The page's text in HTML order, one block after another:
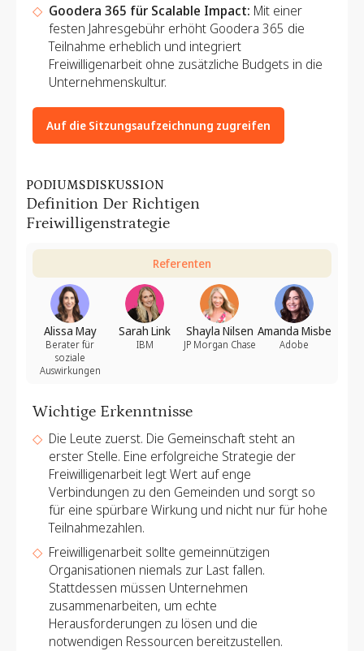
Goodera 365 für Scalable Impact: Mit einer
festen Jahresgebühr erhöht Goodera 365 die
Teilnahme erheblich und integriert
Freiwilligenarbeit ohne zusätzliche Budgets in die
Unternehmenskultur.
Auf die Sitzungsaufzeichnung zugreifen
PODIUMSDISKUSSION
Definition Der Richtigen
Freiwilligenstrategie
Referenten
Alissa May
Berater für
soziale
Auswirkungen
Sarah Link
IBM
Shayla Nilsen
JP Morgan Chase
Amanda Misbe
Adobe
Wichtige Erkenntnisse
Die Leute zuerst. Die Gemeinschaft steht an
erster Stelle. Eine erfolgreiche Strategie der
Freiwilligenarbeit legt Wert auf enge
Verbindungen zu den Gemeinden und sorgt so
für eine spürbare Wirkung und nicht nur für hohe
Teilnahmezahlen.
Freiwilligenarbeit sollte gemeinnützigen
Organisationen niemals zur Last fallen.
Stattdessen müssen Unternehmen
zusammenarbeiten, um echte
Herausforderungen zu lösen und die
notwendigen Ressourcen bereitzustellen.